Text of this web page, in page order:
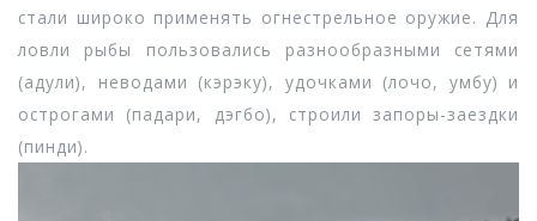
стали широко применять огнестрельное оружие. Для
ловли рыбы пользовались разнообразными сетями
(адули), неводами (кэрэку), удочками (лочо, умбу) и
острогами (падари, дэгбо), строили запоры-заездки
(пинди).